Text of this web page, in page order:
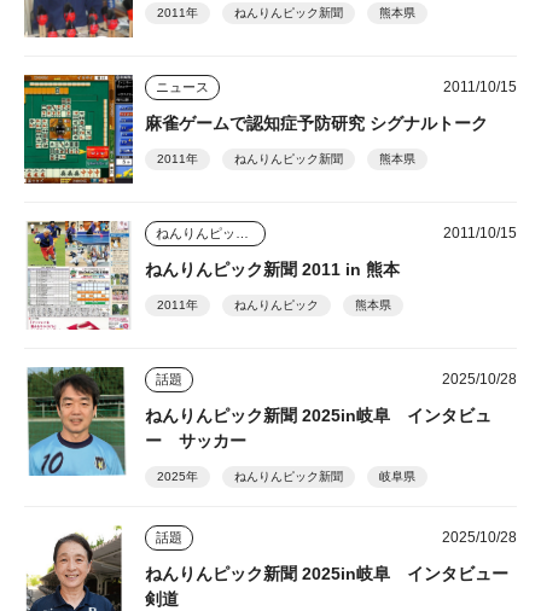
2011年 ねんりんピック新聞 熊本県
ニュース 2011/10/15
麻雀ゲームで認知症予防研究 シグナルトーク
2011年 ねんりんピック新聞 熊本県
2011/10/15
ねんりんピック新聞 2011 in 熊本
2011年 ねんりんピック 熊本県
話題 2025/10/28
ねんりんピック新聞 2025in岐阜 インタビュ
ー サッカー
2025年 ねんりんピック新聞 岐阜県
話題 2025/10/28
ねんりんピック新聞 2025in岐阜 インタビュー
剣道